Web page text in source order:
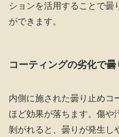
ションを活用することで曇
ができます。
コーティングの劣化で
内側に施された曇り止めコ
ほど効果が落ちます。傷や
剝がれると、曇りが発生し